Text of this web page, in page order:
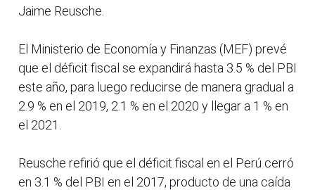
Jaime Reusche.
El Ministerio de Economía y Finanzas (MEF) prevé
que el déficit fiscal se expandirá hasta 3.5 % del PBI
este año, para luego reducirse de manera gradual a
2.9 % en el 2019, 2.1 % en el 2020 y llegar a 1 % en
el 2021.
Reusche refirió que el déficit fiscal en el Perú cerró
en 3.1 % del PBI en el 2017, producto de una caída